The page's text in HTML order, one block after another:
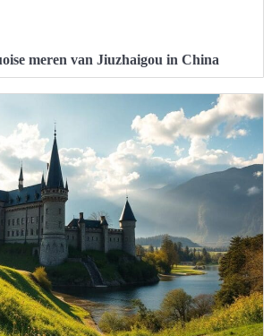
meren van Jiuzhaigou in China